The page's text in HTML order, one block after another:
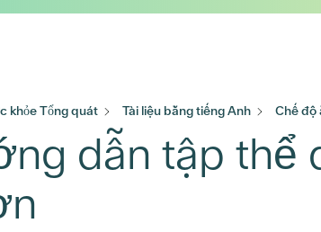
khỏe Tổng quát Tài liệu bằng tiếng Anh Chế độ
dẫn tập thể